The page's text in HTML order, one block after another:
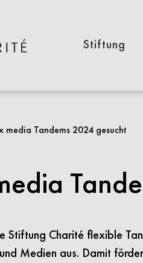
Stiftung
media Tandems 2024 gesucht
Stiftung Charité flexible
Medien aus. Damit